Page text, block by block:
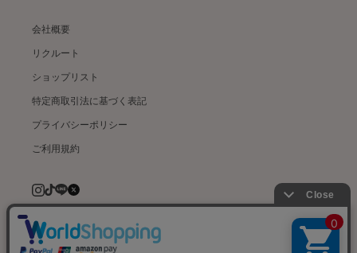
会社概要
リクルート
ショップリスト
特定商取引法に基づく表記
プライバシーポリシー
ご利用規約
© weardept co.,ltd. All rights reserved.